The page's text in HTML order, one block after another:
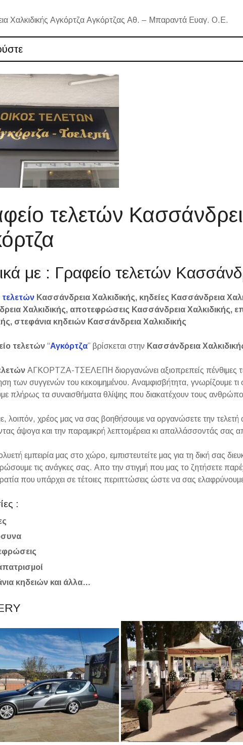
Χαλκιδικής Αγκόρτζα Αγκόρτζας Αθ. – Μπαραντά Ευαγ. Ο.Ε.
τελετών
με : Γραφείο τελετών
τελετών Κασσάνδρεια Χαλκιδικής, κηδείες Κασσάνδρεια
Χαλκιδικής, αποτεφρώσεις Κασσάνδρεια Χαλκιδικής,
στεφάνια κηδειών Κασσάνδρεια Χαλκιδικής
τελετών “Αγκόρτζα” βρίσκεται στην Κασσάνδρεια
ΑΓΚΟΡΤΖΑ-ΤΣΕΛΕΠΗ διοργανώνει αξιοπρεπείς πένθιμες
των συγγενών του κεκοιμημένου. Αναμφισβήτητα, γνωρίζουμε τι
πλήρως τα συναισθήματα θλίψης που διακατέχουν τους
λοιπόν, χρέος μας να σας βοηθήσουμε να οργανώσετε την τελετή
άψογα και την παραμικρή λεπτομέρεια κι απαλλάσσοντάς σας
εμπειρία μας στο χώρο, εμπιστευτείτε μας για τη δική σας
τις ανάγκες σας. Απο την στιγμή που μας το ζητήσετε
που υπάρχει σε τέτοιες περιπτώσεις ώστε να σας
:
κηδειών και άλλα…